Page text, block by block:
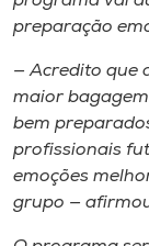
preparação
— Acredito que
maior
bem
profissionais
emoções
grupo —